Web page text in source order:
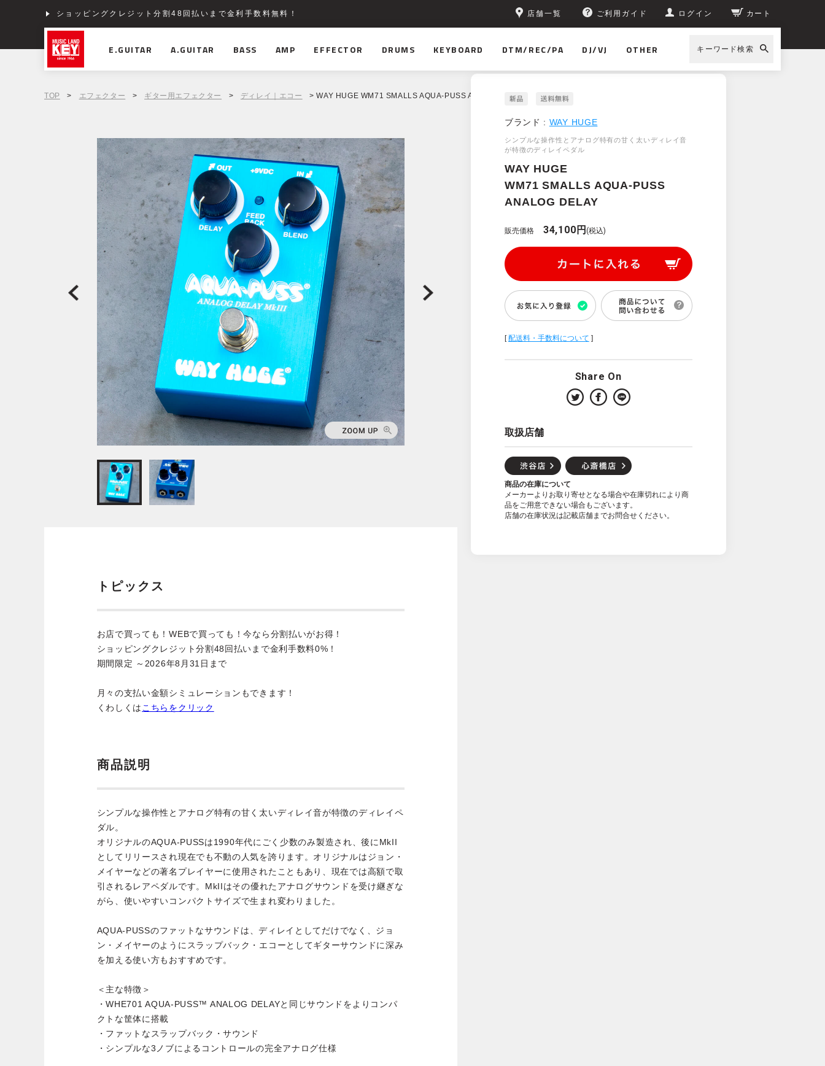
ショッピングクレジット分割48回払いまで金利手数料無料！ 店舗一覧 ご利用ガイド ログイン カート
E.GUITAR A.GUITAR BASS AMP EFFECTOR DRUMS KEYBOARD DTM/REC/PA DJ/VJ OTHER キーワード検索
TOP > エフェクター > ギター用エフェクター > ディレイ｜エコー > WAY HUGE WM71 SMALLS AQUA-PUSS ANALOG DELAY
ブランド : WAY HUGE
シンプルな操作性とアナログ特有の甘く太いディレイ音
が特徴のディレイペダル
WAY HUGE
WM71 SMALLS AQUA-PUSS
ANALOG DELAY
販売価格 34,100円(税込)
[配送料・手数料について ]
Share On
取扱店舗
商品の在庫について
メーカーよりお取り寄せとなる場合や在庫切れにより商
品をご用意できない場合もございます。
店舗の在庫状況は記載店舗までお問合せください。
トピックス
お店で買っても！WEBで買っても！今なら分割払いがお得！
ショッピングクレジット分割48回払いまで金利手数料0%！
期間限定 ～2026年8月31日まで
月々の支払い金額シミュレーションもできます！
くわしくは こちらをクリック
商品説明
シンプルな操作性とアナログ特有の甘く太いディレイ音が特徴のディレイペ
ダル。
オリジナルのAQUA-PUSSは1990年代にごく少数のみ製造され、後にMkII
としてリリースされ現在でも不動の人気を誇ります。オリジナルはジョン・
メイヤーなどの著名プレイヤーに使用されたこともあり、現在では高額で取
引されるレアペダルです。MkIIはその優れたアナログサウンドを受け継ぎな
がら、使いやすいコンパクトサイズで生まれ変わりました。
AQUA-PUSSのファットなサウンドは、ディレイとしてだけでなく、ジョ
ン・メイヤーのようにスラップバック・エコーとしてギターサウンドに深み
を加える使い方もおすすめです。
＜主な特徴＞
・WHE701 AQUA-PUSS™ ANALOG DELAYと同じサウンドをよりコンパ
クトな筐体に搭載
・ファットなスラップバック・サウンド
・シンプルな3ノブによるコントロールの完全アナログ仕様